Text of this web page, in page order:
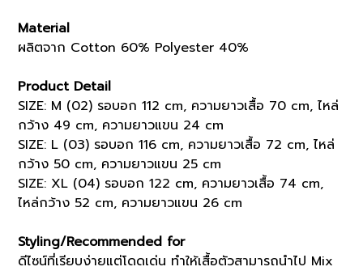
Material
ผลิตจาก Cotton 60% Polyester 40%
Product Detail
SIZE: M (02) รอบอก 112 cm, ความยาวเสื้อ 70 cm, ไหล่
กว้าง 49 cm, ความยาวแขน 24 cm
SIZE: L (03) รอบอก 116 cm, ความยาวเสื้อ 72 cm, ไหล่
กว้าง 50 cm, ความยาวแขน 25 cm
SIZE: XL (04) รอบอก 122 cm, ความยาวเสื้อ 74 cm,
ไหล่กว้าง 52 cm, ความยาวแขน 26 cm
Styling/Recommended for
ดีไซน์ที่เรียบง่ายแต่โดดเด่น ทำให้เสื้อตัวสามารถนำไป Mix